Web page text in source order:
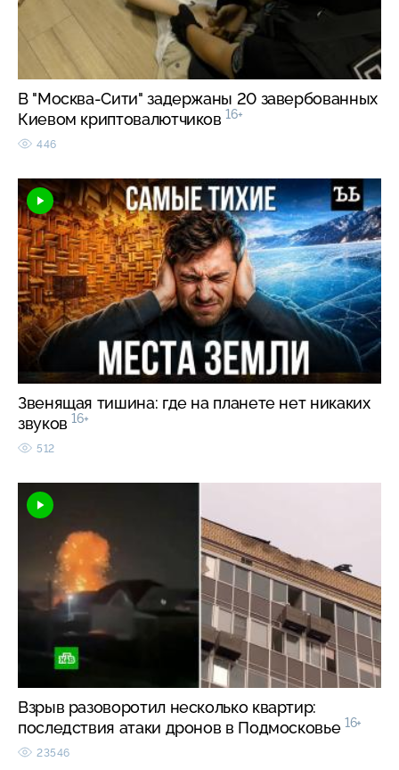
В "Москва-Сити" задержаны 20 завербованных
Киевом криптовалютчиков 16+
446
Звенящая тишина: где на планете нет никаких
звуков 16+
512
Взрыв разоворотил несколько квартир:
последствия атаки дронов в Подмосковье 16+
23546